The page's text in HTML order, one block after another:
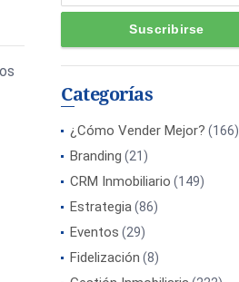
Categorías
¿Cómo Vender Mejor? (166)
Branding (21)
CRM Inmobiliario (149)
Estrategia(86)
Eventos (29)
Fidelización (8)